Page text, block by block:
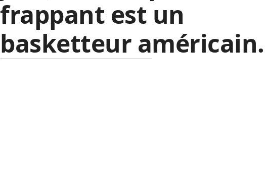
frappant est un
basketteur américain.